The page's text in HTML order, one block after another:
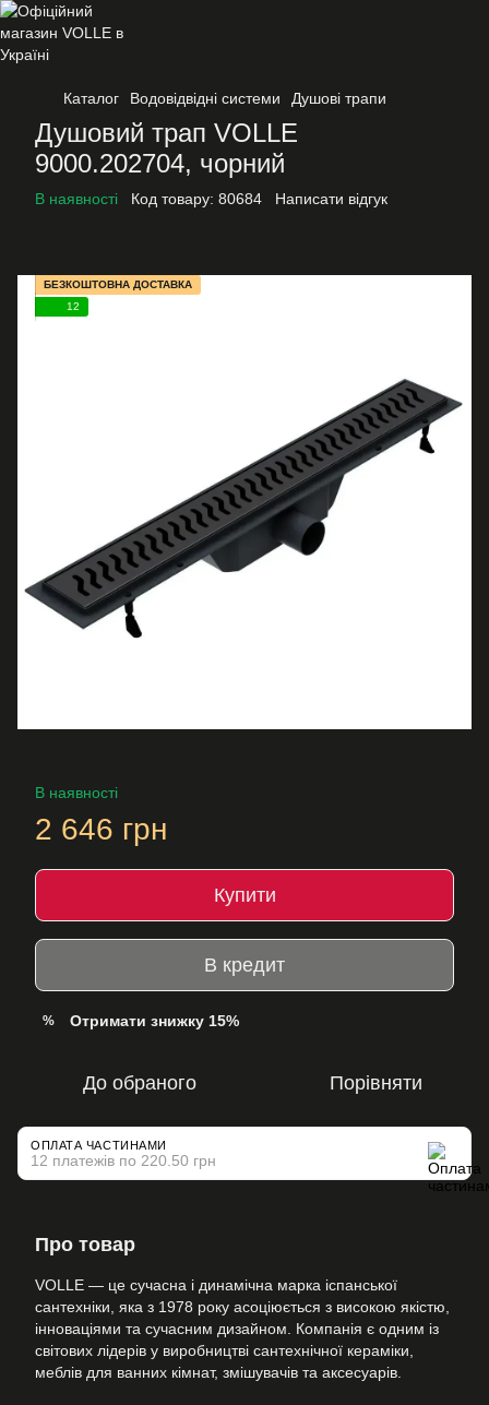
Каталог Водовідвідні системи Душові трапи
Душовий трап VOLLE
9000.202704, чорний
В наявності Код товару: 80684 Написати відгук
БЕЗКОШТОВНА ДОСТАВКА
12
В наявності
2 646 грн
Купити
В кредит
% Отримати знижку 15%
До обраного Порівняти
ОПЛАТА ЧАСТИНАМИ
12 платежів по 220.50 грн
Про товар
VOLLE — це сучасна і динамічна марка іспанської
сантехніки, яка з 1978 року асоціюється з високою якістю,
інноваціями та сучасним дизайном. Компанія є одним із
світових лідерів у виробництві сантехнічної кераміки,
меблів для ванних кімнат, змішувачів та аксесуарів.